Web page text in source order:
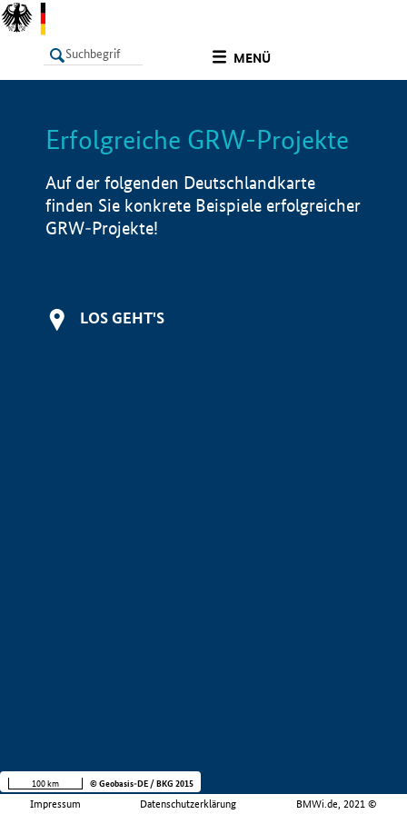
MENÜ
LISTE Info
Erfolgreiche GRW-Projekte
Auf der folgenden Deutschlandkarte
finden Sie konkrete Beispiele erfolgreicher
GRW-Projekte!
LOS GEHT'S
Impressum Datenschutzerklärung BMWi.de, 2021 ©
100 km © Geobasis-DE / BKG 2015